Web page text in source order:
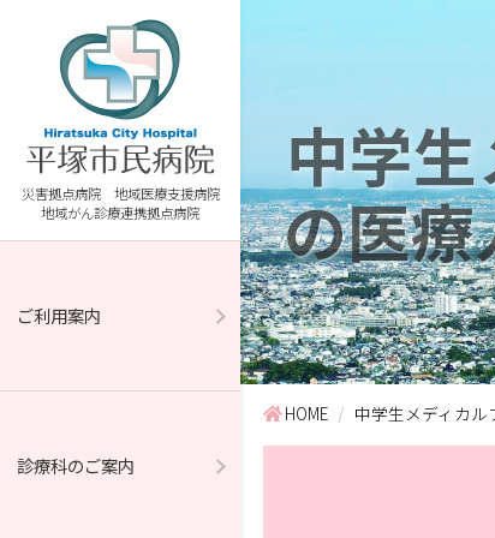
災害拠点病院 地域医療支援病院
地域がん診療連携拠点病院
ご利用案内
診療科のご案内
中学
の医
HOME 中学生メディカル